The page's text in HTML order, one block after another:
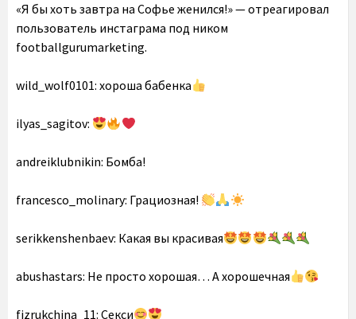
«Я бы хоть завтра на Софье женился!» — отреагировал
пользователь инстаграма под ником
footballgurumarketing.
wild_wolf0101: хороша бабенка
ilyas_sagitov:
andreiklubnikin: Бомба!
francesco_molinary: Грациозная!
serikkenshenbaev: Какая вы красивая
abushastars: Не просто хорошая… А хорошечная
fizrukchina_11: Секси